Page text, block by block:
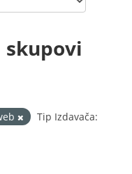
Tip Izdavača: